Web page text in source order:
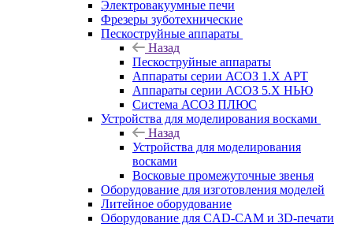
Электровакуумные печи
Фрезеры зуботехнические
Пескоструйные аппараты
Назад
Пескоструйные аппараты
Аппараты серии АСОЗ 1.Х АРТ
Аппараты серии АСОЗ 5.Х НЬЮ
Система АСОЗ ПЛЮС
Устройства для моделирования восками
Назад
Устройства для моделирования
восками
Восковые промежуточные звенья
Оборудование для изготовления моделей
Литейное оборудование
Оборудование для CAD-CAM и 3D-печати